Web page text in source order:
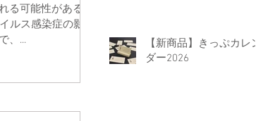
ルス感染症の影響
、...
【新商品】きっぷカレン
ダー2026